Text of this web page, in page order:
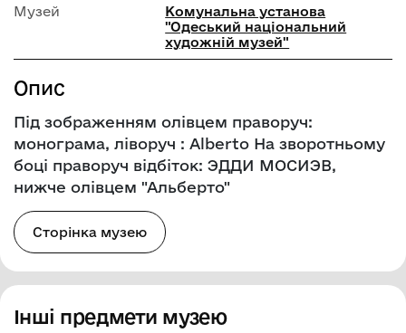
Музей
Комунальна установа
"Одеський національний
художній музей"
Опис
Під зображенням олівцем праворуч:
монограма, ліворуч : Alberto На зворотньому
боці праворуч відбіток: ЭДДИ МОСИЭВ,
нижче олівцем "Альберто"
Сторінка музею
Інші предмети музею